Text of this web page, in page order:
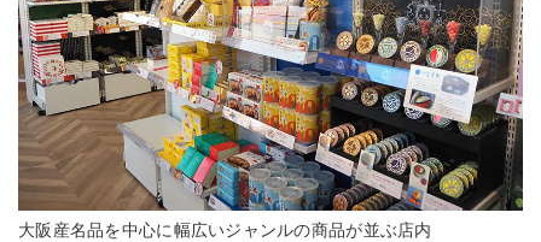
大阪産名品を中心に幅広いジャンルの商品が並ぶ店内